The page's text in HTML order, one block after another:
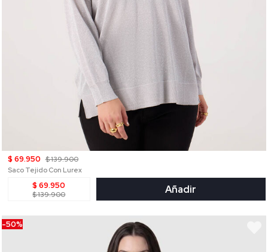
$ 69.950 $ 139.900
Saco Tejido Con Lurex
$ 69.950
$ 139.900 Añadir
-50%